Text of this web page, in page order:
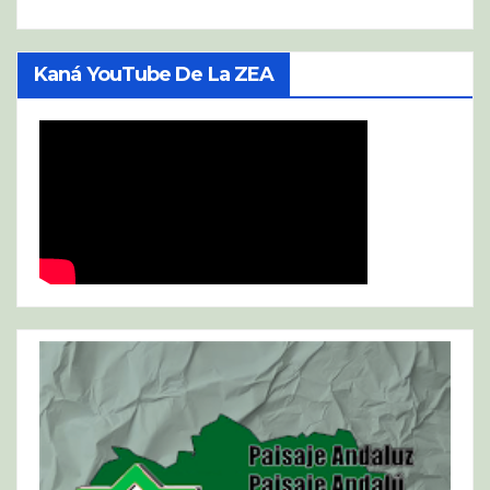
Kaná YouTube De La ZEA